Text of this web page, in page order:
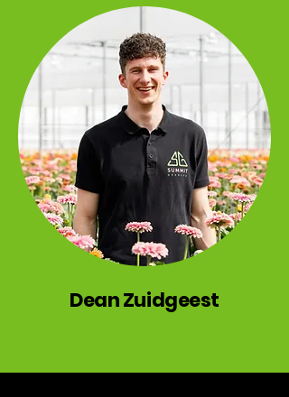
Dean Zuidgeest